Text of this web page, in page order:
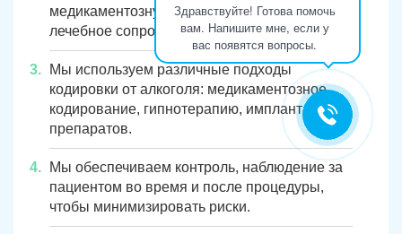
Здравствуйте! Готова помочь
вам. Напишите мне, если у
вас появятся вопросы.
медикаментозную поддержку, после
лечебное сопровождение.
Мы используем различные подходы
кодировки от алкоголя: медикаментозное
кодирование, гипнотерапию, имплантацию
препаратов.
Мы обеспечиваем контроль, наблюдение за
пациентом во время и после процедуры,
чтобы минимизировать риски.